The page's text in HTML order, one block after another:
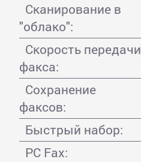
Сканирование в
"облако":
Скорость передачи
факса:
Сохранение
факсов:
Быстрый набор:
PC Fax: